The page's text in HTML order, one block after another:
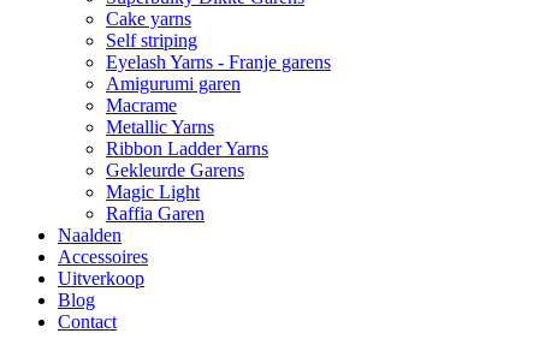
Cake yarns
Self striping
Eyelash Yarns - Franje garens
Amigurumi garen
Macrame
Metallic Yarns
Ribbon Ladder Yarns
Gekleurde Garens
Magic Light
Raffia Garen
Naalden
Accessoires
Uitverkoop
Blog
Contact